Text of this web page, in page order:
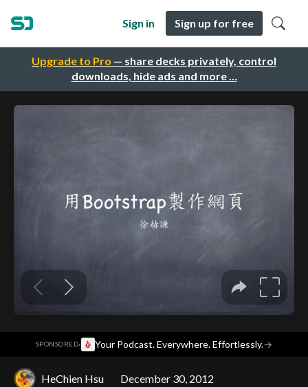
Upgrade to Pro — share decks privately, control
downloads, hide ads and more …
Sign in Sign up for free
SPONSORED· Your Podcast. Everywhere. Effortlessly.→
HeChien Hsu December 30, 2012